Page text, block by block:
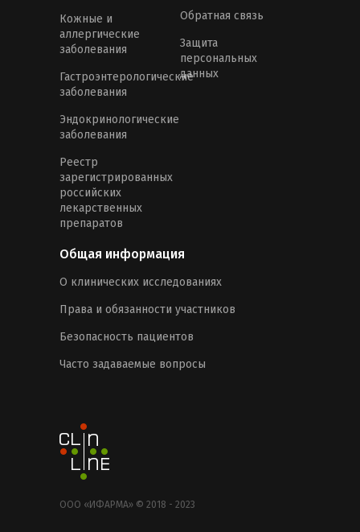
Кожные и
аллергические
заболевания
Гастроэнтерологические
заболевания
Эндокринологические
заболевания
Реестр
зарегистрированных
российских
лекарственных
препаратов
Обратная связь
Защита
персональных
данных
Общая информация
О клинических исследованиях
Права и обязанности участников
Безопасность пациентов
Часто задаваемые вопросы
ООО «ИФАРМА» © 2018 - 2023